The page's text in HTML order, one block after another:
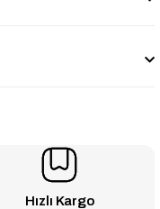
Hızlı Kargo